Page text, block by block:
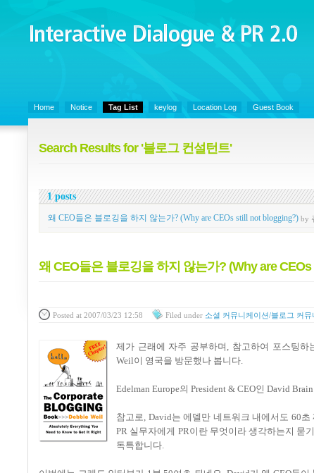
Interactive Dialogue &
PR 2.0
Home Notice Tag List keylog Location Log Guest Book
Search Results for '블로그 컨설턴트'
1 posts
왜 CEO들은 블로깅을 하지 않는가? (Why are CEOs still not blogging?) by
왜 CEO들은 블로깅을 하지 않는가? (Why are
Posted at 2007/03/23 12:58 Filed under 소셜 커뮤니케이션/블로그 커뮤
제가 근래에 자주 공부하며, 참고하여 포스팅
Weil이 영국을 방문했나 봅니다.
Edelman Europe의 President & CEO인 David
참고로, David는 에델만 네트워크 내에서도 60
PR 실무자에게 PR이란 무엇이라 생각하는지 묻
독특합니다.